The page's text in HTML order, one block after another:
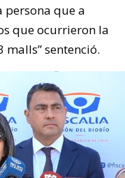
persona que a
que ocurrieron la
malls” sentenció.